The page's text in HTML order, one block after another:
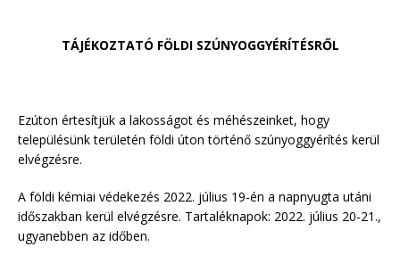
TÁJÉKOZTATÓ FÖLDI SZÚNYOGGYÉRÍTÉSRŐL
Ezúton értesítjük a lakosságot és méhészeinket, hogy
településünk területén földi úton történő szúnyoggyérítés kerül
elvégzésre.
A földi kémiai védekezés 2022. július 19-én a napnyugta utáni
időszakban kerül elvégzésre. Tartaléknapok: 2022. július 20-21.,
ugyanebben az időben.